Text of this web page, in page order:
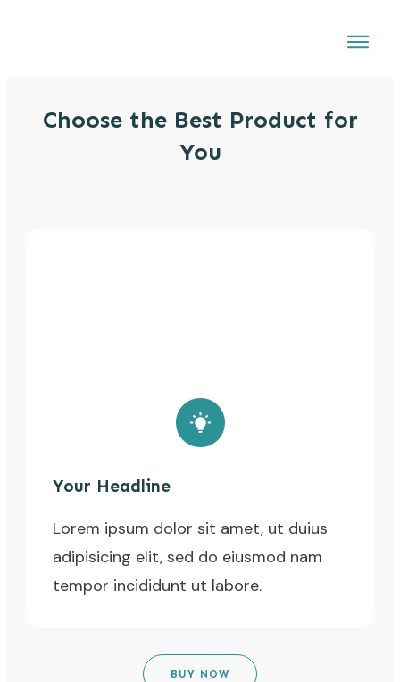
Choose the Best Product for
You
Your Headline
Lorem ipsum dolor sit amet, ut duius
adipisicing elit, sed do eiusmod nam
tempor incididunt ut labore.
BUY NOW